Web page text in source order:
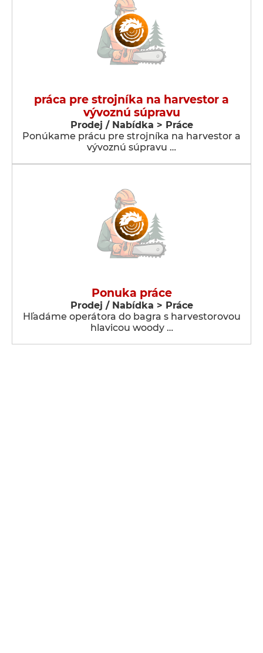
práca pre strojníka na harvestor a
vývoznú súpravu
Prodej / Nabídka > Práce
Ponúkame prácu pre strojníka na harvestor a
vývoznú súpravu …
Ponuka práce
Prodej / Nabídka > Práce
Hľadáme operátora do bagra s harvestorovou
hlavicou woody …